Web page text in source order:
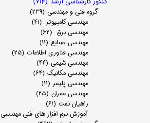
گروه فنی و مهندسی (۲۳۹)
مهندسی کامپیوتر (۴۱)
مهندسی برق (۶۲)
مهندسی صنایع (۱۱)
مهندسی فناوری اطلاعات (۲۵)
مهندسی شیمی (۴۴)
مهندسی مکانیک (۶۴)
مهندسی پلیمر (۱۱)
مهندسی عمران (۲۵)
راهیان نفت (۶۱)
آموزش نرم افزار های فنی مهندسی